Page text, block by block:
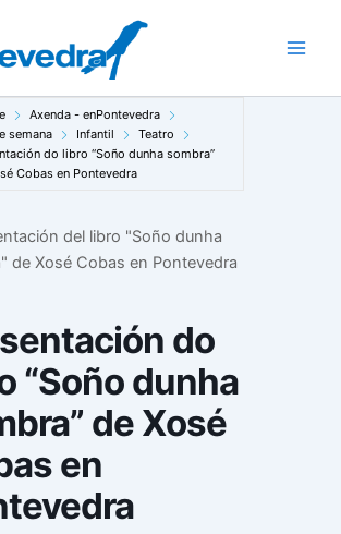
Axenda - enPontevedra
semana
Infantil
Teatro
do libro “Soño dunha sombra”
Cobas en Pontevedra
do
“Soño dunha
de Xosé
en